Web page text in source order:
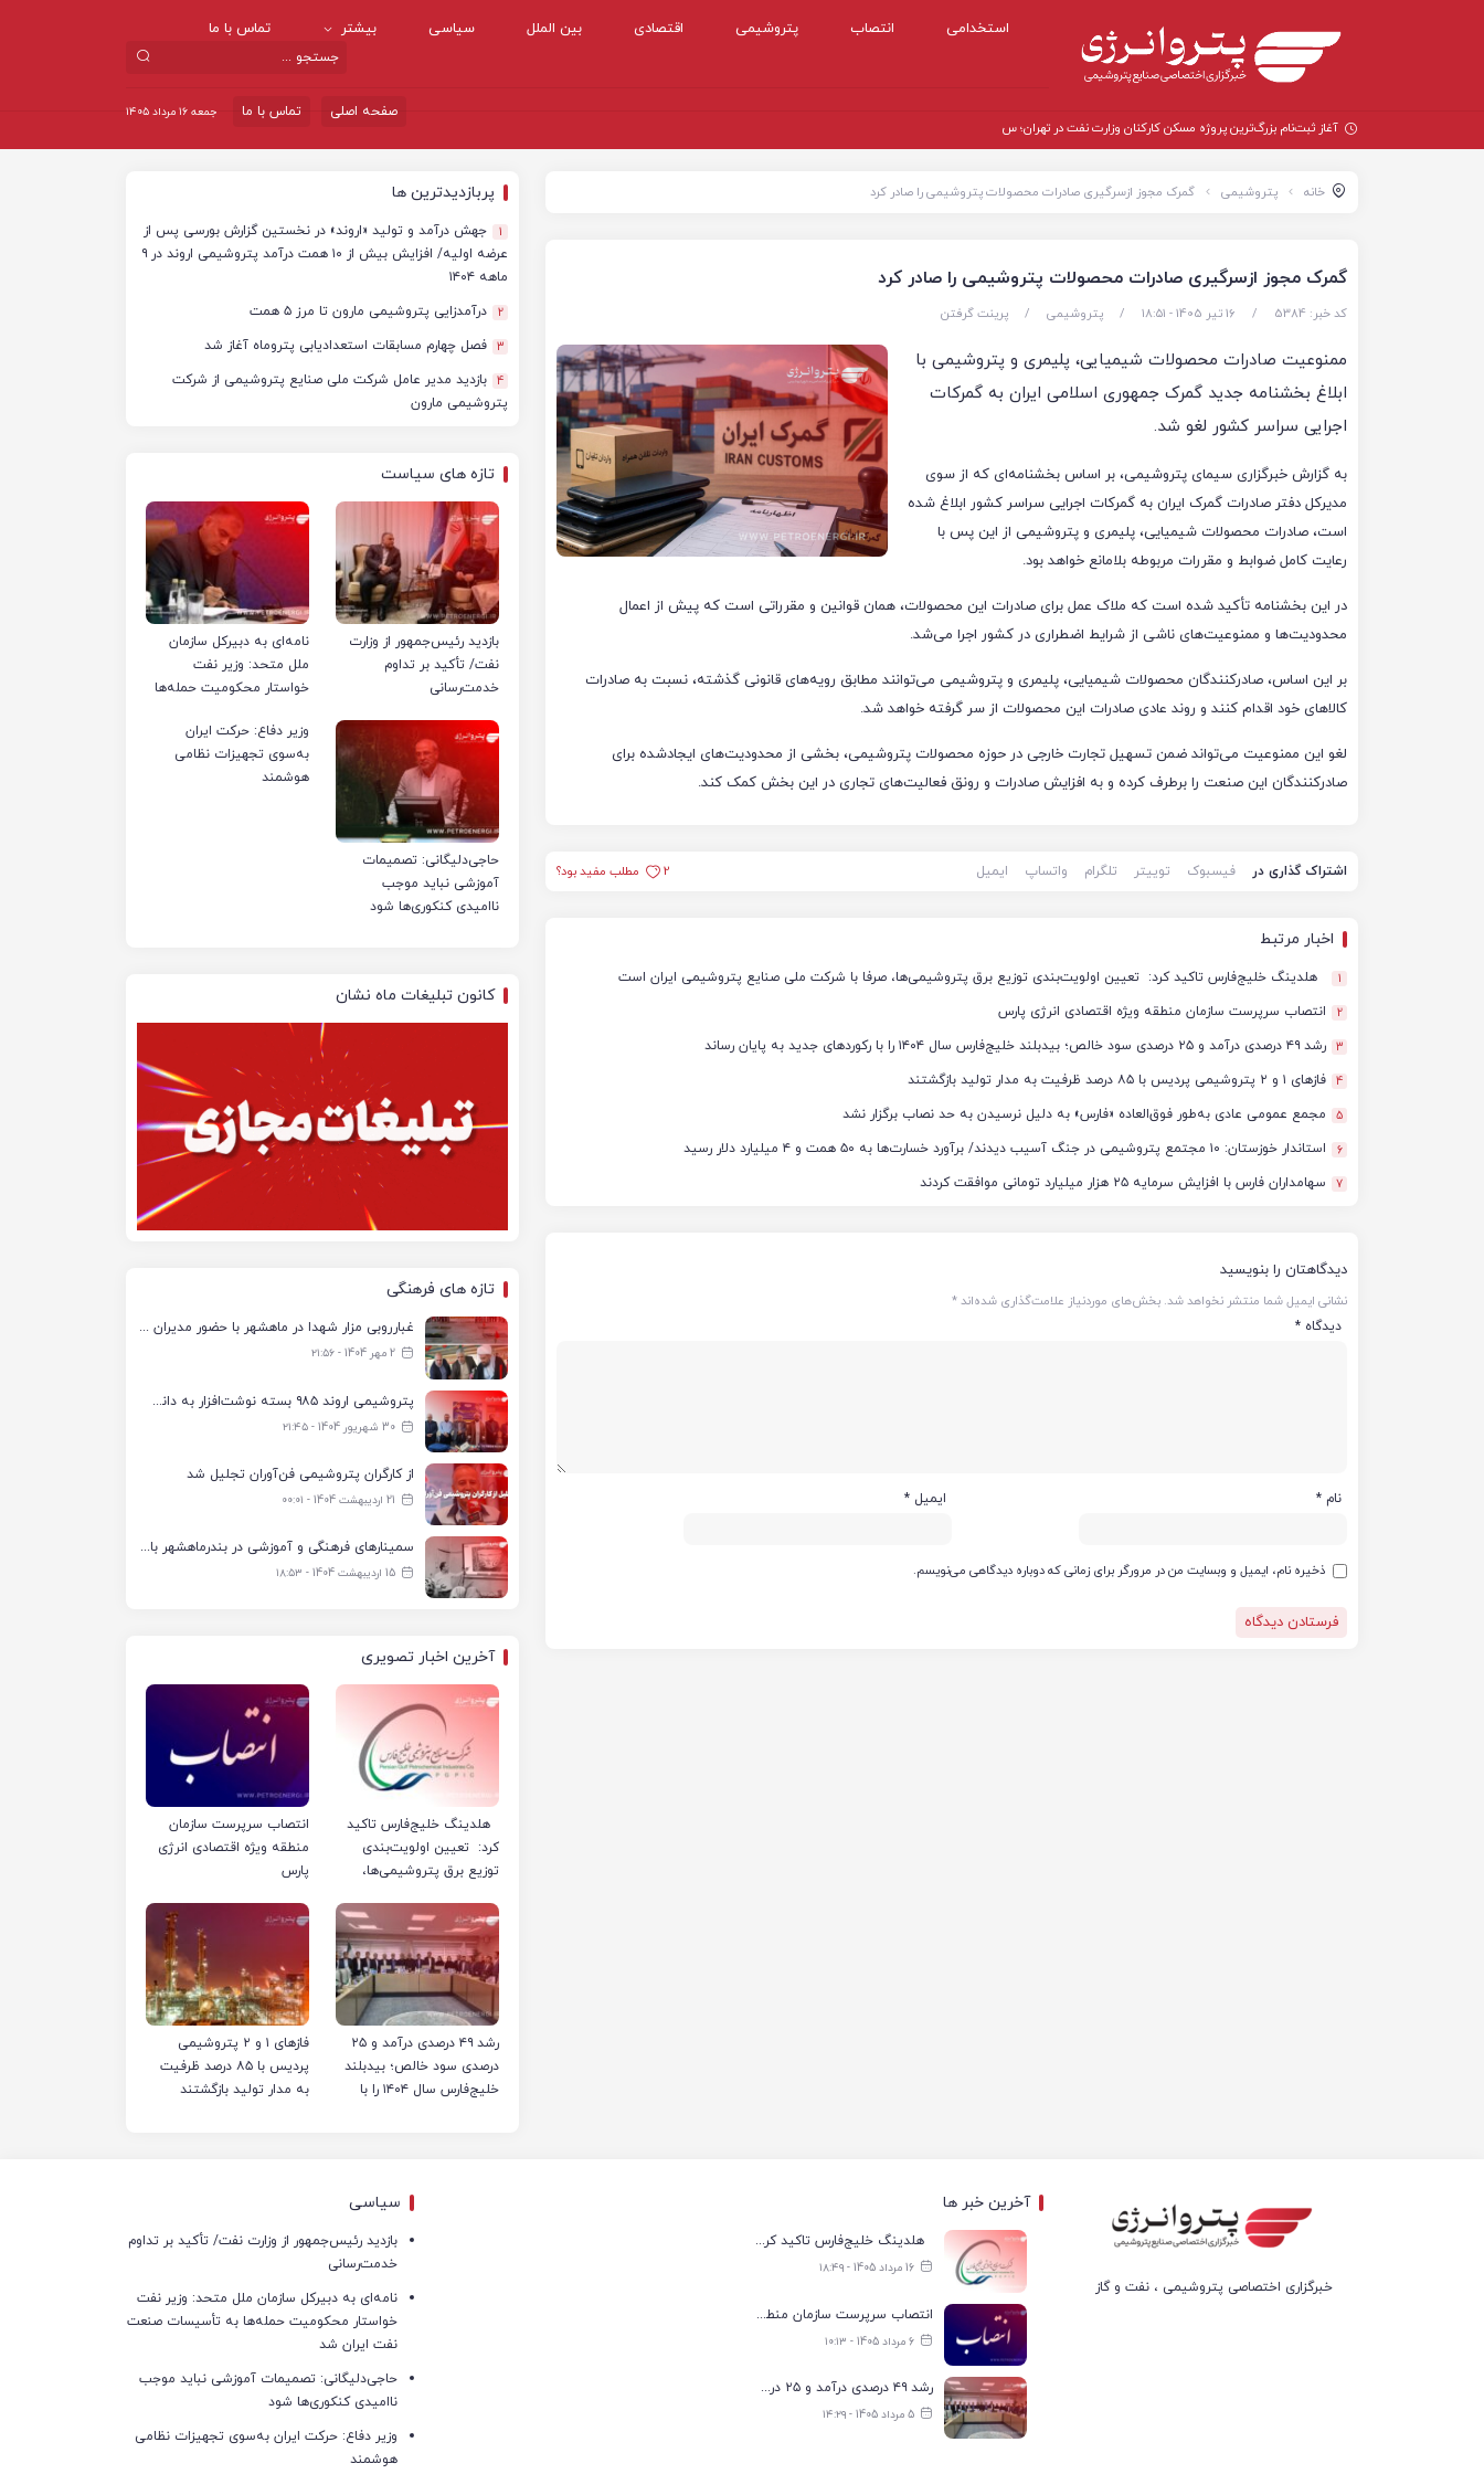
استخدامی انتصاب پتروشیمی اقتصادی بین الملل سیاسی بیشتر تماس با ما
جمعه ۱۶ مرداد ۱۴۰۵ تماس با ما
صفحه اصلی
آغاز ثبت‌نام بزرگ‌ترین پروژه مسکن کارکنان وزارت نفت در تهران؛ ساخت ۵ هزار و
خانه پتروشیمی گمرک مجوز ازسرگیری صادرات محصولات پتروشیمی را صادر کرد
گمرک مجوز ازسرگیری صادرات محصولات پتروشیمی را صادر کرد
کد خبر: 5384 / 16 تیر 1405 - ۱۸:۵۱ / پتروشیمی / پرینت گرفتن
ممنوعیت صادرات محصولات شیمیایی، پلیمری و پتروشیمی با
ابلاغ بخشنامه جدید گمرک جمهوری اسلامی ایران به گمرکات
اجرایی سراسر کشور لغو شد.
به گزارش خبرگزاری سیمای پتروشیمی، بر اساس بخشنامه‌ای که از سوی
مدیرکل دفتر صادرات گمرک ایران به گمرکات اجرایی سراسر کشور ابلاغ شده
است، صادرات محصولات شیمیایی، پلیمری و پتروشیمی از این پس با
رعایت کامل ضوابط و مقررات مربوطه بلامانع خواهد بود.
در این بخشنامه تأکید شده است که ملاک عمل برای صادرات این محصولات، همان قوانین و مقرراتی است که پیش از اعمال
محدودیت‌ها و ممنوعیت‌های ناشی از شرایط اضطراری در کشور اجرا می‌شد.
بر این اساس، صادرکنندگان محصولات شیمیایی، پلیمری و پتروشیمی می‌توانند مطابق رویه‌های قانونی گذشته، نسبت به صادرات
کالاهای خود اقدام کنند و روند عادی صادرات این محصولات از سر گرفته خواهد شد.
لغو این ممنوعیت می‌تواند ضمن تسهیل تجارت خارجی در حوزه محصولات پتروشیمی، بخشی از محدودیت‌های ایجادشده برای
صادرکنندگان این صنعت را برطرف کرده و به افزایش صادرات و رونق فعالیت‌های تجاری در این بخش کمک کند.
اشتراک گذاری در فیسبوک توییتر تلگرام واتساپ ایمیل 2 مطلب مفید بود؟
اخبار مرتبط
1 هلدینگ خلیج‌فارس تاکید کرد: تعیین اولویت‌بندی توزیع برق پتروشیمی‌ها، صرفا با شرکت ملی صنایع پتروشیمی ایران است
2 انتصاب سرپرست سازمان منطقه ویژه اقتصادی انرژی پارس
3 رشد ۴۹ درصدی درآمد و ۲۵ درصدی سود خالص؛ بیدبلند خلیج‌فارس سال ۱۴۰۴ را با رکوردهای جدید به پایان رساند
4 فازهای ۱ و ۲ پتروشیمی پردیس با ۸۵ درصد ظرفیت به مدار تولید بازگشتند
5 مجمع عمومی عادی به‌طور فوق‌العاده «فارس» به دلیل نرسیدن به حد نصاب برگزار نشد
6 استاندار خوزستان: ۱۰ مجتمع پتروشیمی در جنگ آسیب دیدند/ برآورد خسارت‌ها به ۵۰ همت و ۴ میلیارد دلار رسید
7 سهامداران فارس با افزایش سرمایه ۲۵ هزار میلیارد تومانی موافقت کردند
دیدگاهتان را بنویسید
نشانی ایمیل شما منتشر نخواهد شد. بخش‌های موردنیاز علامت‌گذاری شده‌اند*
دیدگاه *
نام * ایمیل *
ذخیره نام، ایمیل و وبسایت من در مرورگر برای زمانی که دوباره دیدگاهی می‌نویسم.
پربازدیدترین ها
1
جهش درآمد و تولید «اروند» در نخستین گزارش بورسی پس از
عرضه اولیه/ افزایش بیش از ۱۰ همت درآمد پتروشیمی اروند در ۹
ماهه ۱۴۰۴
2 درآمدزایی پتروشیمی مارون تا مرز ۵ همت
3 فصل چهارم مسابقات استعدادیابی پتروماه آغاز شد
4 بازدید مدیر عامل شرکت ملی صنایع پتروشیمی از شرکت
پتروشیمی مارون
تازه های سیاست
بازدید رئیس‌جمهور از وزارت
نفت/ تأکید بر تداوم
خدمت‌رسانی
نامه‌ای به دبیرکل سازمان
ملل متحد: وزیر نفت
خواستار محکومیت حمله‌ها
ایران شد
حاجی‌دلیگانی: تصمیمات
آموزشی نباید موجب
ناامیدی کنکوری‌ها شود
وزیر دفاع: حرکت ایران
به‌سوی تجهیزات نظامی
هوشمند
کانون تبلیغات ماه نشان
تازه های فرهنگی
غبارروبی مزار شهدا در ماهشهر با حضور مدیران پتروشیمی اروند و مسئولان شهری
2 مهر 1404 - ۲۱:۵۶
پتروشیمی اروند ۹۸۵ بسته نوشت‌افزار به دانش‌آموزان تحت پوشش کمیته امداد بندرماهشهر اهدا کرد
30 شهریور 1404 - ۲۱:۴۵
از کارگران پتروشیمی فن‌آوران تجلیل شد
21 اردیبهشت 1404 - ۰۰:۰۱
سمینارهای فرهنگی و آموزشی در بندرماهشهر با همکاری فرهنگ‌سرای پتروشیمی مارون
15 اردیبهشت 1404 - ۱۸:۵۳
آخرین اخبار تصویری
هلدینگ خلیج‌فارس تاکید
کرد: تعیین اولویت‌بندی
توزیع برق پتروشیمی‌ها،
پتروشیمی ایران است
انتصاب سرپرست سازمان
منطقه ویژه اقتصادی انرژی
پارس
رشد ۴۹ درصدی درآمد و ۲۵
درصدی سود خالص؛ بیدبلند
خلیج‌فارس سال ۱۴۰۴ را با
فازهای ۱ و ۲ پتروشیمی
پردیس با ۸۵ درصد ظرفیت
به مدار تولید بازگشتند
خبرگزاری اختصاصی پتروشیمی ، نفت و گاز
آخرین خبر ها
هلدینگ خلیج‌فارس تاکید کرد: تعیین اولویت‌بندی توزیع برق پتروشیمی‌ها، صرفا با شرکت ملی صنایع پتروشیمی ایران است
16 مرداد 1405 - ۱۸:۴۹
انتصاب سرپرست سازمان منطقه ویژه اقتصادی انرژی پارس
6 مرداد 1405 - ۱۰:۱۳
رشد ۴۹ درصدی درآمد و ۲۵ درصدی سود خالص؛ بیدبلند خلیج‌فارس سال ۱۴۰۴ را با رکوردهای جدید به پایان رساند
5 مرداد 1405 - ۱۴:۲۹
سیاسی
بازدید رئیس‌جمهور از وزارت نفت/ تأکید بر تداوم
خدمت‌رسانی
نامه‌ای به دبیرکل سازمان ملل متحد: وزیر نفت
خواستار محکومیت حمله‌ها به تأسیسات صنعت
نفت ایران شد
حاجی‌دلیگانی: تصمیمات آموزشی نباید موجب
ناامیدی کنکوری‌ها شود
وزیر دفاع: حرکت ایران به‌سوی تجهیزات نظامی
هوشمند